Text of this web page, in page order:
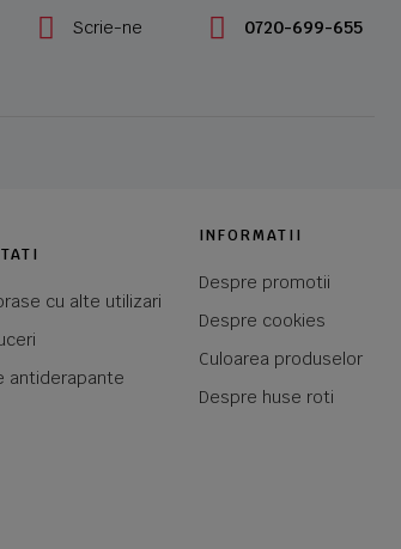
Scrie-ne 0720-699-655
cu alte utilizari
antiderapante
INFORMATII
Despre promotii
Despre cookies
Culoarea produselor
Despre huse roti